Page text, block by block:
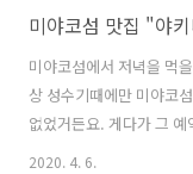
미야코섬에서 저녁을 먹
상 성수기때에만 미야코
없었거든요. 게다가 그
2020. 4. 6.